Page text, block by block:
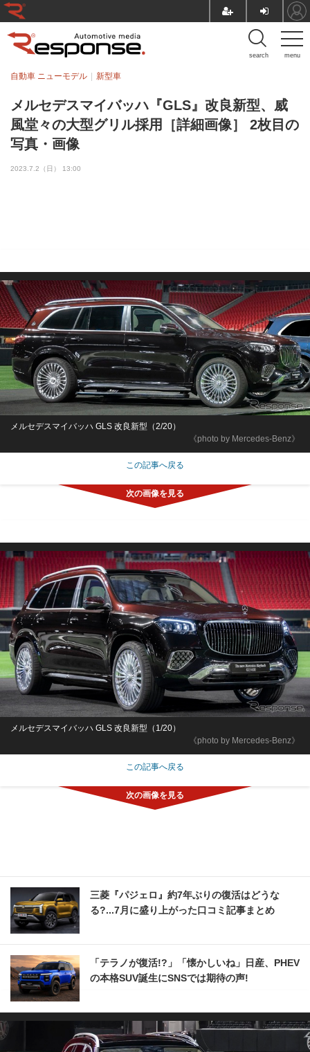
menu
search
メルセデスマイバッハ『GLS』改良新型、威
風堂々の大型グリル採用［詳細画像］ 2枚目の
写真・画像
自動車 ニューモデル 新型車
2023.7.2（日） 13:00
《photo by Mercedes-Benz》
メルセデスマイバッハ GLS 改良新型（2/20）
この記事へ戻る
《photo by Mercedes-Benz》
メルセデスマイバッハ GLS 改良新型（1/20）
この記事へ戻る
三菱『パジェロ』約7年ぶりの復活はどうな
る?...7月に盛り上がった口コミ記事まとめ
「テラノが復活!?」「懐かしいね」日産、PHEV
の本格SUV誕生にSNSでは期待の声!